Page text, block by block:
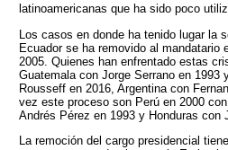
latinoamericanas que ha sido poco
Los casos en donde ha tenido lugar la
Ecuador se ha removido al
2005. Quienes han enfrentado estas
Guatemala con Jorge Serrano en
Rousseff en 2016, Argentina con
vez este proceso son Perú en 2000
Andrés Pérez en 1993 y Honduras con
La remoción del cargo presidencial